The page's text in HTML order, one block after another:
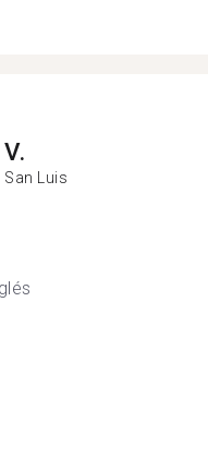
V.
San Luis